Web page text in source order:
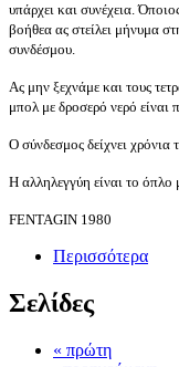
υπάρχει και συνέχεια.
βοήθεα ας στείλει μήνυμα
συνδέσμου.
Ας μην ξεχνάμε και τους
μπολ με δροσερό νερό είναι
Ο σύνδεσμος δείχνει χρόνια
Η αλληλεγγύη είναι το όπλο
FENTAGIN 1980
Περισσότερα
Σελίδες
« πρώτη